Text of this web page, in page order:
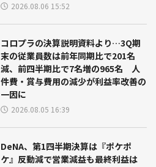
2026.08.06 15:52
コロプラの決算説明資料より…3Q期
末の従業員数は前年同期比で201名
減、前四半期比で7名増の965名 人
件費・賞与費用の減少が利益率改善の
一因に
2026.08.05 16:39
DeNA、第1四半期決算は『ポケポ
ケ』反動減で営業減益も最終利益は